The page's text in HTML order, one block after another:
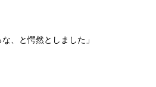
、と愕然としました」